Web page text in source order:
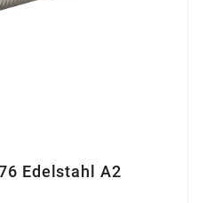
Edelstahl A2